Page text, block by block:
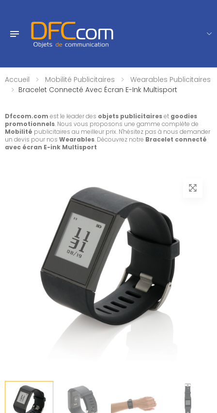
Accueil Mobilité Publicitaires
Wearables Publicitaires
Bracelet Connecté Avec Écran E-Ink Multisport
Dfccom.com est le leader des objets publicitaireset goodies
promotionnels. Nous vous proposons une gamme complète de
Mobilité publicitaires au meilleur prix. N'hésitez pas à nous demander
un devis pour nos Wearables. Découvrez notre Bracelet connecté
avec écran E-ink Multisport